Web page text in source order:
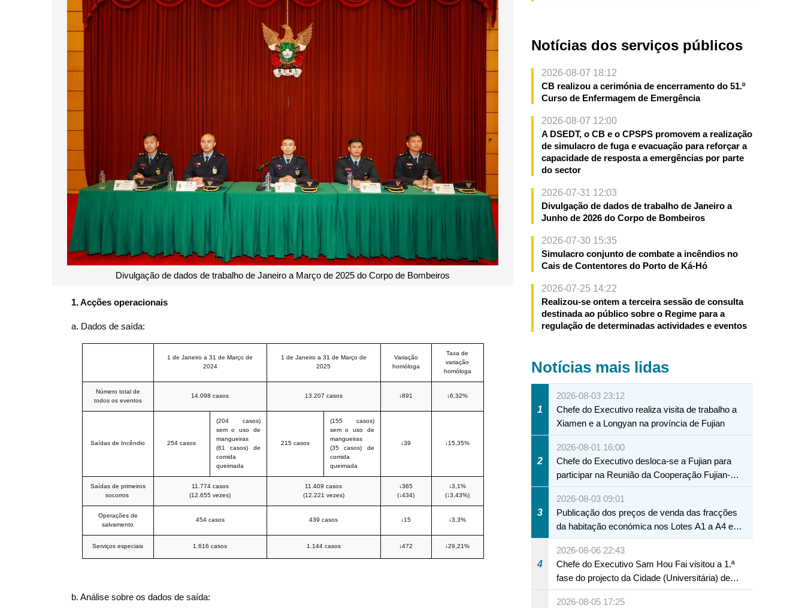
Divulgação de dados de trabalho de Janeiro a Março de 2025 do Corpo de Bombeiros
1.Acções operacionais
a. Dados de saída:
1 de Janeiro a 31 de Março de
2024
1 de Janeiro a 31 de Março de
2025
Variação
homóloga
Taxa de
variação
homóloga
Número total de
todos os eventos
14.098 casos 13.207 casos ↓891 ↓6,32%
Saídas de Incêndio 254 casos
(204 casos)
sem o uso de
mangueiras
(61 casos) de
comida
queimada
215 casos
(155 casos)
sem o uso de
mangueiras
(35 casos) de
comida
queimada
↓39 ↓15,35%
Saídas de primeiros
socorros
11.774 casos
(12.655 vezes)
11.409 casos
(12.221 vezes)
↓365
(↓434)
↓3,1%
(↓3,43%)
Operações de
salvamento
454 casos 439 casos ↓15 ↓3,3%
Serviços especiais 1.616 casos 1.144 casos ↓472 ↓29,21%
b. Análise sobre os dados de saída:
Notícias dos serviços públicos
2026-08-07 18:12
CB realizou a cerimónia de encerramento do 51.º
Curso de Enfermagem de Emergência
2026-08-07 12:00
A DSEDT, o CB e o CPSPS promovem a realização
de simulacro de fuga e evacuação para reforçar a
capacidade de resposta a emergências por parte
do sector
2026-07-31 12:03
Divulgação de dados de trabalho de Janeiro a
Junho de 2026 do Corpo de Bombeiros
2026-07-30 15:35
Simulacro conjunto de combate a incêndios no
Cais de Contentores do Porto de Ká-Hó
2026-07-25 14:22
Realizou-se ontem a terceira sessão de consulta
destinada ao público sobre o Regime para a
regulação de determinadas actividades e eventos
Notícias mais lidas
1
2026-08-03 23:12
Chefe do Executivo realiza visita de trabalho a
Xiamen e a Longyan na província de Fujian
2
2026-08-01 16:00
Chefe do Executivo desloca-se a Fujian para
participar na Reunião da Cooperação Fujian-
Macau
3
2026-08-03 09:01
Publicação dos preços de venda das fracções
da habitação económica nos Lotes A1 a A4 e
A12 da Zona A dos Novos Aterros
4
2026-08-06 22:43
Chefe do Executivo Sam Hou Fai visitou a 1.ª
fase do projecto da Cidade (Universitária) de
Educação Internacional de Macau e Hengqin
2026-08-05 17:25